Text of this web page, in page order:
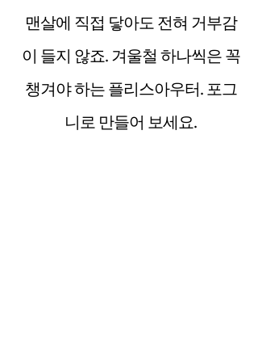
맨살에 직접 닿아도 전혀 거부감
이 들지 않죠. 겨울철 하나씩은 꼭
챙겨야 하는 플리스아우터. 포그
니로 만들어 보세요.